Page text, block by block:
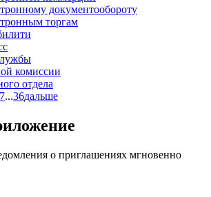
документообороту
торгам
комиссии
отдела
...36дальше
о приглашениях мгновенно